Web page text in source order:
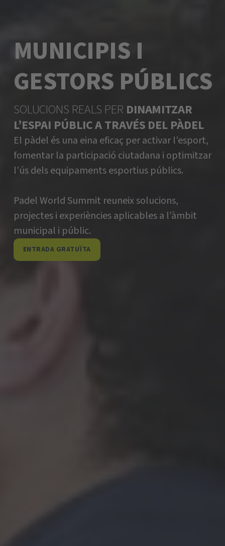
MUNICIPIS I
GESTORS PÚBLICS
SOLUCIONS REALS PER DINAMITZAR
L’ESPAI PÚBLIC A TRAVÉS DEL PÀDEL
El pàdel és una eina eficaç per activar l’esport,
fomentar la participació ciutadana i optimitzar
l’ús dels equipaments esportius públics.
Padel World Summit reuneix solucions,
projectes i experiències aplicables a l’àmbit
municipal i públic.
ENTRADA GRATUÏTA